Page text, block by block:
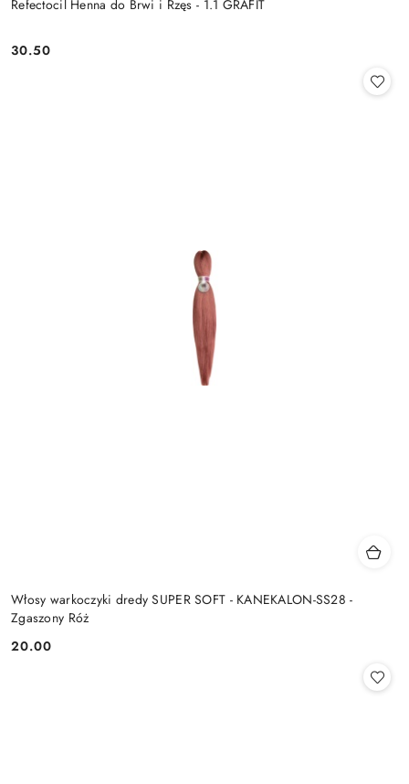
Refectocil Henna do Brwi i Rzęs - 1.1 GRAFIT
Cena:
30.50
Włosy warkoczyki dredy SUPER SOFT - KANEKALON-SS28 -
Zgaszony Róż
Cena:
20.00